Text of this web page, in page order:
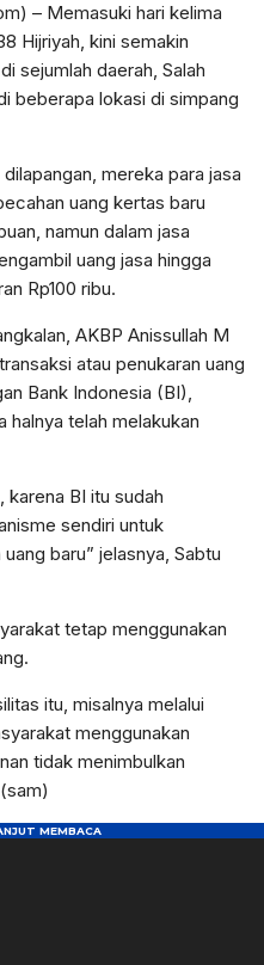
– Memasuki hari kelima
Hijriyah, kini semakin
sejumlah daerah, Salah
beberapa lokasi di simpang
mereka para jasa
uang kertas baru
namun dalam jasa
uang jasa hingga
Rp100 ribu.
AKBP Anissullah M
atau penukaran uang
Bank Indonesia (BI),
halnya telah melakukan
karena BI itu sudah
sendiri untuk
baru” jelasnya, Sabtu
tetap menggunakan
itu, misalnya melalui
menggunakan
tidak menimbulkan